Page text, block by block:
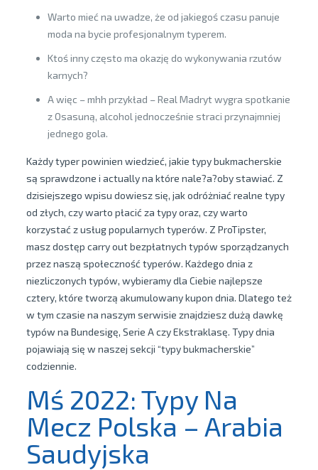
Warto mieć na uwadze, że od jakiegoś czasu panuje
moda na bycie profesjonalnym typerem.
Ktoś inny często ma okazję do wykonywania rzutów
karnych?
A więc – mhh przykład – Real Madryt wygra spotkanie
z Osasuną, alcohol jednocześnie straci przynajmniej
jednego gola.
Każdy typer powinien wiedzieć, jakie typy bukmacherskie
są sprawdzone i actually na które nale?a?oby stawiać. Z
dzisiejszego wpisu dowiesz się, jak odróżniać realne typy
od złych, czy warto płacić za typy oraz, czy warto
korzystać z usług popularnych typerów. Z ProTipster,
masz dostęp carry out bezpłatnych typów sporządzanych
przez naszą społeczność typerów. Każdego dnia z
niezliczonych typów, wybieramy dla Ciebie najlepsze
cztery, które tworzą akumulowany kupon dnia. Dlatego też
w tym czasie na naszym serwisie znajdziesz dużą dawkę
typów na Bundesigę, Serie A czy Ekstraklasę. Typy dnia
pojawiają się w naszej sekcji “typy bukmacherskie”
codziennie.
Mś 2022: Typy Na
Mecz Polska – Arabia
Saudyjska